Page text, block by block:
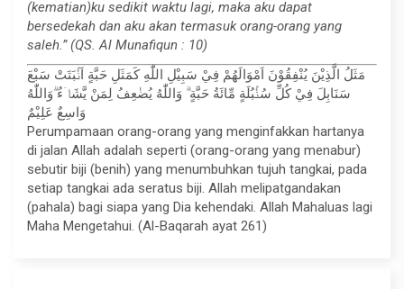
(kematian)ku sedikit waktu lagi, maka aku dapat
bersedekah dan aku akan termasuk orang-orang yang
saleh.” (QS. Al Munafiqun : 10)
مَثَلُ الَّذِيْنَ يُنْفِقُوْنَ اَمْوَالَهُمْ فِيْ سَبِيْلِ اللّٰهِ كَمَثَلِ حَبَّةٍ اَنْۢبَتَتْ سَبْعَ
سَنَابِلَ فِيْ كُلِّ سُنْۢبُلَةٍ مِّائَةُ حَبَّةٍ ۗ وَاللّٰهُ يُضٰعِفُ لِمَنْ يَّشَاۤءُ ۗوَاللّٰهُ
وَاسِعٌ عَلِيْمٌ
Perumpamaan orang-orang yang menginfakkan hartanya
di jalan Allah adalah seperti (orang-orang yang menabur)
sebutir biji (benih) yang menumbuhkan tujuh tangkai, pada
setiap tangkai ada seratus biji. Allah melipatgandakan
(pahala) bagi siapa yang Dia kehendaki. Allah Mahaluas lagi
Maha Mengetahui. (Al-Baqarah ayat 261)